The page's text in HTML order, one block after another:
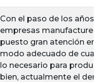
Con el paso de los años
empresas
puesto gran atención en
modo adecuado de
lo necesario para
bien, actualmente el